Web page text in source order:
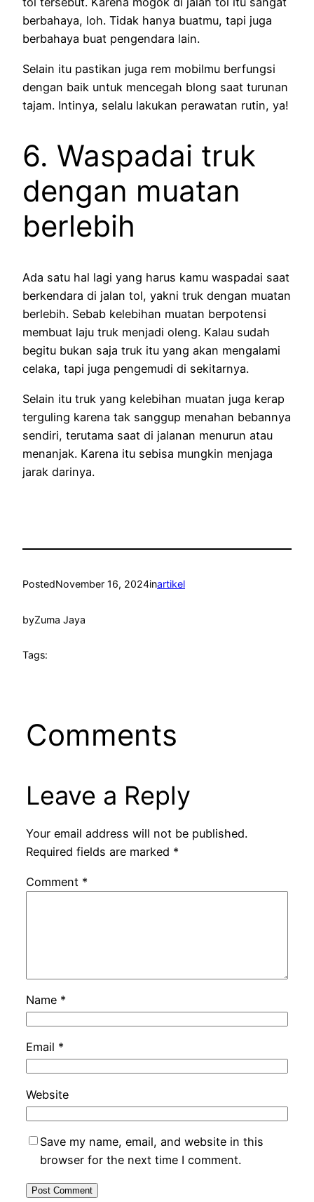
berbahaya, loh. Tidak hanya buatmu, tapi juga
berbahaya buat pengendara lain.
Selain itu pastikan juga rem mobilmu berfungsi
dengan baik untuk mencegah blong saat turunan
tajam. Intinya, selalu lakukan perawatan rutin, ya!
6. Waspadai truk
dengan muatan
berlebih
Ada satu hal lagi yang harus kamu waspadai saat
berkendara di jalan tol, yakni truk dengan muatan
berlebih. Sebab kelebihan muatan berpotensi
membuat laju truk menjadi oleng. Kalau sudah
begitu bukan saja truk itu yang akan mengalami
celaka, tapi juga pengemudi di sekitarnya.
Selain itu truk yang kelebihan muatan juga kerap
terguling karena tak sanggup menahan bebannya
sendiri, terutama saat di jalanan menurun atau
menanjak. Karena itu sebisa mungkin menjaga
jarak darinya.
PostedNovember 16, 2024inartikel
byZuma Jaya
Tags:
Comments
Leave a Reply
Your email address will not be published.
Required fields are marked *
Comment *
Name *
Email *
Website
Save my name, email, and website in this
browser for the next time I comment.